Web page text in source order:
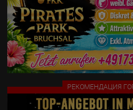
регистрации и медицинская справка.
- Профессиональные фотографии
копии)
- Хорошее владение немецким или
Все арендаторы ценят чистую,
справедливую рабочую атмосферу.
конкурентами. Поэтому мы
полезное общение друг с другом.
Дополнительную информацию можно
РЕКОМЕНДАЦИЯ